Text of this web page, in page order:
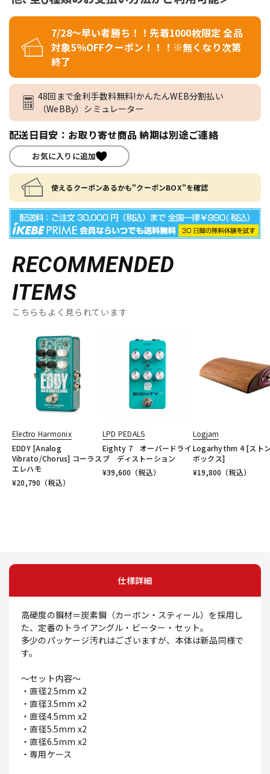
7/28～早い者勝ち！！先着1000枚限定 全品
対象5％OFFクーポン！！！※無くなり次第
終了
48回まで金利手数料無料!かんたんWEB分割払い
（WeBBy）シミュレーター
配送日目安：お取り寄せ商品 納期は別途ご連絡
お気に入りに追加
使えるクーポンあるかも"クーポンBOX"を確認
RECOMMENDED
ITEMS
こちらもよく見られています
Electro Harmonix
EDDY [Analog
Vibrato/Chorus] コーラス
エレハモ
¥20,790 （税込）
LPD PEDALS
Eighty 7 オーバードライ
ブ ディストーション
¥39,600 （税込）
Logjam
Logarhythm 4 [スト
ボックス]
¥19,800 （税込）
仕様詳細
高硬度の鋼材＝炭素鋼（カーボン・スティール）を採用し
た、定番のトライアングル・ビーター・セット。
多少のパッケージ汚れはございますが、本体は新品同様で
す。
～セット内容～
・直径2.5mm x2
・直径3.5mm x2
・直径4.5mm x2
・直径5.5mm x2
・直径6.5mm x2
・専用ケース